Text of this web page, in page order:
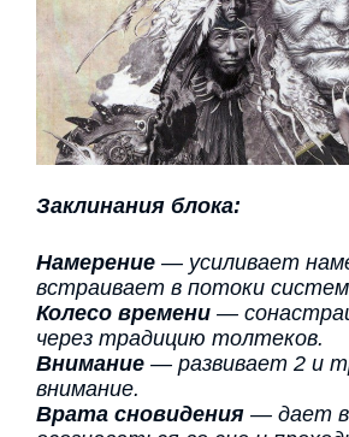
Заклинания блока:
Намерение — усиливает
встраивает в потоки
Колесо времени —
через традицию толтеков.
Внимание — развивает 2 и
внимание.
Врата сновидения — дает